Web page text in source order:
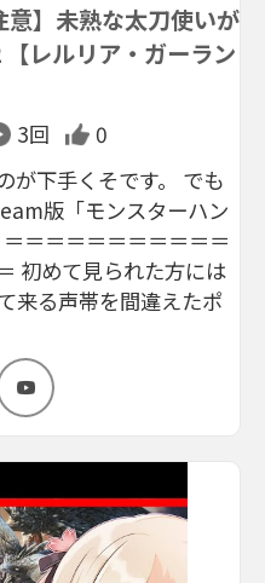
】未熟な太刀使いが
レルリア・ガーラン
3回
0
が下手くそです。 でも
版「モンスターハン
＝＝＝＝＝＝＝＝＝＝
初めて見られた方には
来る声帯を間違えたポ